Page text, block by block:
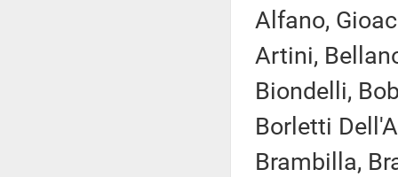
Alfano,
Artini,
Biondelli,
Borletti
Brambilla,